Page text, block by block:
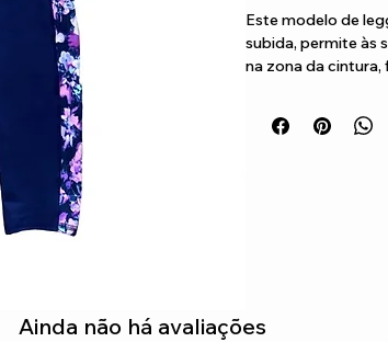
Este modelo de
subida, permite às
na zona da
Ainda não há avaliações